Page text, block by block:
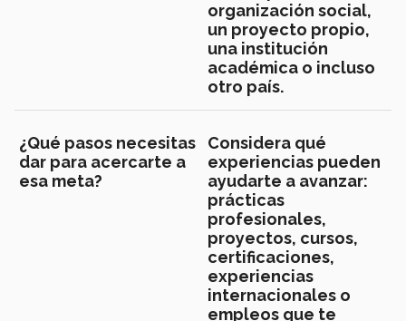
organización social,
un proyecto propio,
una institución
académica o incluso
otro país.
¿Qué pasos necesitas
dar para acercarte a
esa meta?
Considera qué
experiencias pueden
ayudarte a avanzar:
prácticas
profesionales,
proyectos, cursos,
certificaciones,
experiencias
internacionales o
empleos que te